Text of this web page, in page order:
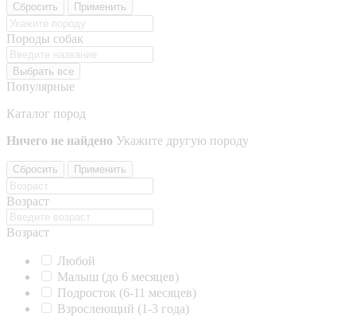
Сбросить Применить
Породы собак
Выбрать все
Популярные
Каталог пород
Ничего не найдено Укажите другую породу
Сбросить Применить
Возраст
Возраст
Любой
Малыш (до 6 месяцев)
Подросток (6-11 месяцев)
Взрослеющий (1-3 года)